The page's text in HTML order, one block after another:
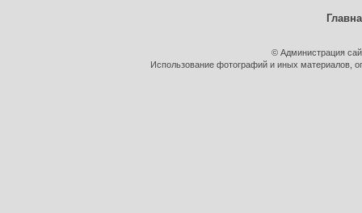
© Администрация
Использование фотографий и иных материалов,